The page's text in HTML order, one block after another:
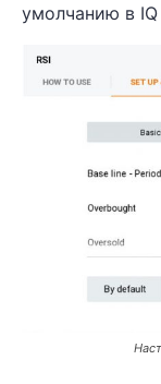
умолчанию в